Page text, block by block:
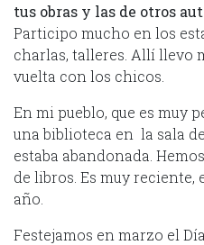
tus obras y las de otros
Participo mucho en los
charlas, talleres. Allí llevo
vuelta con los chicos.
En mi pueblo, que es muy
una biblioteca en la sala
estaba abandonada.
de libros. Es muy
año.
Festejamos en marzo el